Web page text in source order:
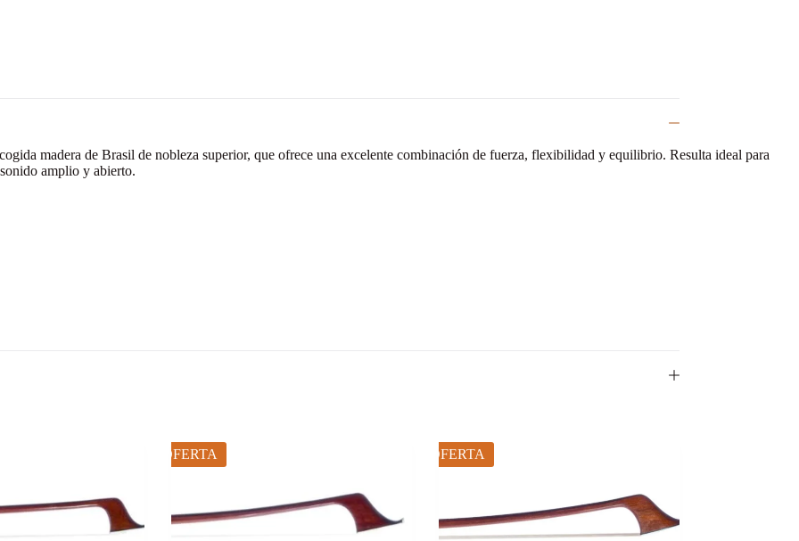
madera de Brasil de nobleza superior, que ofrece una excelente combinación de fuerza, flexibilidad y equilibrio. Resulta ideal para
amplio y abierto.
OFERTA OFERTA